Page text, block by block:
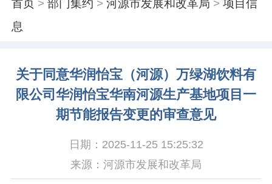
首页 >部门集约 >河源市发展和改革局 >项目信
息
关于同意华润怡宝（河源）万绿湖饮料有
限公司华润怡宝华南河源生产基地项目一
期节能报告变更的审查意见
日期：2025-11-25 15:25:32
来源：河源市发展和改革局